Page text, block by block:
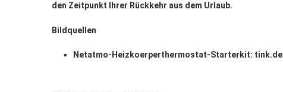
den Zeitpunkt Ihrer Rückkehr aus dem Urlaub.
Bildquellen
Netatmo-Heizkoerperthermostat-Starterkit: tink.de